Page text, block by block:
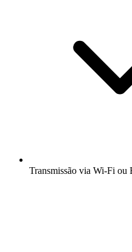
Transmissão via Wi-Fi ou